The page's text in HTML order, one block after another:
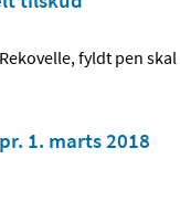
fyldt pen skal
1. marts 2018